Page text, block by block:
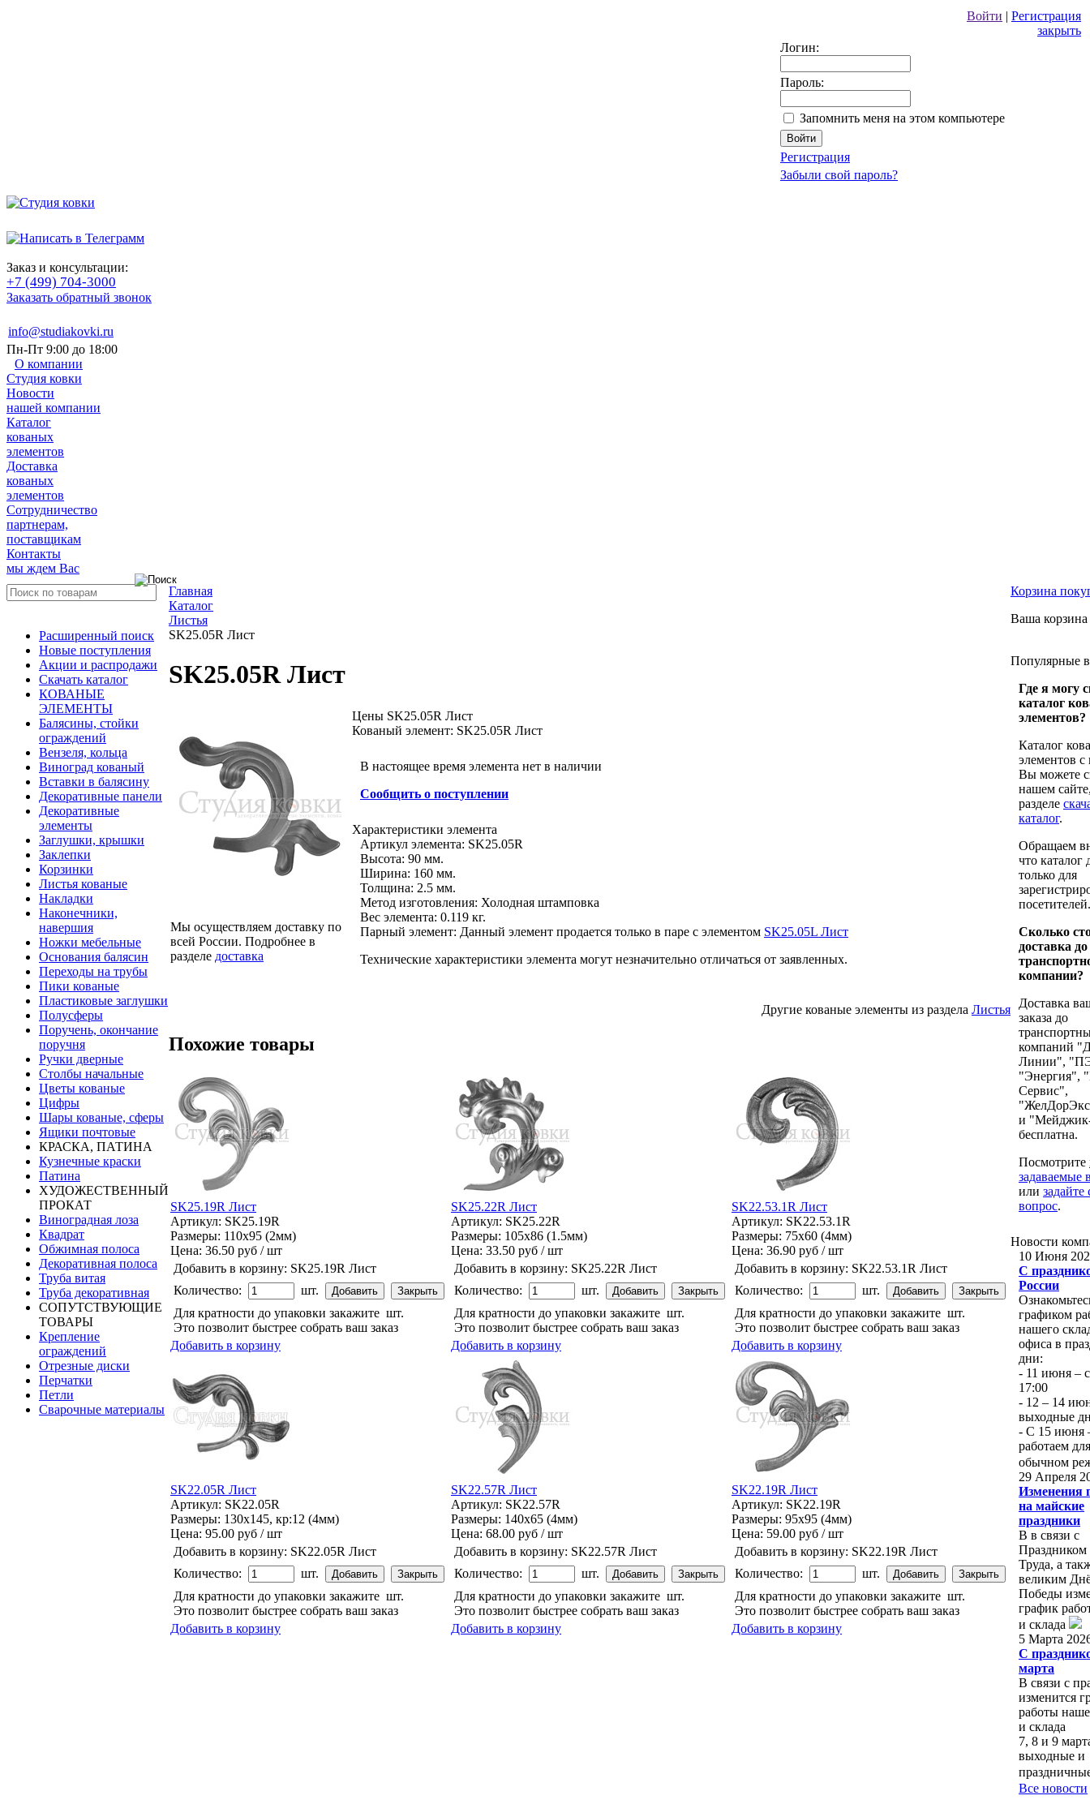
Войти | Регистрация
закрыть
Логин:
Пароль:
Запомнить меня на этом компьютере
Регистрация
Забыли свой пароль?
Заказ и консультации:
+7 (499) 704-3000
Заказать обратный звонок
info@studiakovki.ru
Пн-Пт 9:00 до 18:00
О компании
Студия ковки
Новости
нашей компании
Каталог
кованых
элементов
Доставка
кованых
элементов
Сотрудничество
партнерам,
поставщикам
Контакты
мы ждем Вас
Расширенный поиск
Новые поступления
Акции и распродажи
Скачать каталог
КОВАНЫЕ
ЭЛЕМЕНТЫ
Балясины, стойки
ограждений
Вензеля, кольца
Виноград кованый
Вставки в балясину
Декоративные панели
Декоративные
элементы
Заглушки, крышки
Заклепки
Корзинки
Листья кованые
Накладки
Наконечники,
навершия
Ножки мебельные
Основания балясин
Переходы на трубы
Пики кованые
Пластиковые заглушки
Полусферы
Поручень, окончание
поручня
Ручки дверные
Столбы начальные
Цветы кованые
Цифры
Шары кованые, сферы
Ящики почтовые
КРАСКА, ПАТИНА
Кузнечные краски
Патина
ХУДОЖЕСТВЕННЫЙ
ПРОКАТ
Виноградная лоза
Квадрат
Обжимная полоса
Декоративная полоса
Труба витая
Труба декоративная
СОПУТСТВУЮЩИЕ
ТОВАРЫ
Крепление
ограждений
Отрезные диски
Перчатки
Петли
Сварочные материалы
Главная
Каталог
Листья
SK25.05R Лист
SK25.05R Лист
Мы осуществляем доставку по
всей России. Подробнее в
разделе доставка
Цены SK25.05R Лист
Кованый элемент: SK25.05R Лист
В настоящее время элемента нет в наличии
Сообщить о поступлении
Характеристики элемента
Артикул элемента: SK25.05R
Высота: 90 мм.
Ширина: 160 мм.
Толщина: 2.5 мм.
Метод изготовления: Холодная штамповка
Вес элемента: 0.119 кг.
Парный элемент: Данный элемент продается только в паре с элементом SK25.05L Лист
Технические характеристики элемента могут незначительно отличаться от заявленных.
Другие кованые элементы из раздела Листья
Похожие товары
SK25.19R Лист
Артикул: SK25.19R
Размеры: 110x95 (2мм)
Цена: 36.50 руб / шт
Добавить в корзину: SK25.19R Лист
Количество:
шт.
Для кратности до упаковки закажите шт.
Это позволит быстрее собрать ваш заказ
Добавить в корзину
SK25.22R Лист
Артикул: SK25.22R
Размеры: 105x86 (1.5мм)
Цена: 33.50 руб / шт
Добавить в корзину: SK25.22R Лист
Количество:
шт.
Для кратности до упаковки закажите шт.
Это позволит быстрее собрать ваш заказ
Добавить в корзину
SK22.53.1R Лист
Артикул: SK22.53.1R
Размеры: 75x60 (4мм)
Цена: 36.90 руб / шт
Добавить в корзину: SK22.53.1R Лист
Количество:
шт.
Для кратности до упаковки закажите шт.
Это позволит быстрее собрать ваш заказ
Добавить в корзину
SK22.05R Лист
Артикул: SK22.05R
Размеры: 130x145, кр:12 (4мм)
Цена: 95.00 руб / шт
Добавить в корзину: SK22.05R Лист
Количество:
шт.
Для кратности до упаковки закажите шт.
Это позволит быстрее собрать ваш заказ
Добавить в корзину
SK22.57R Лист
Артикул: SK22.57R
Размеры: 140x65 (4мм)
Цена: 68.00 руб / шт
Добавить в корзину: SK22.57R Лист
Количество:
шт.
Для кратности до упаковки закажите шт.
Это позволит быстрее собрать ваш заказ
Добавить в корзину
SK22.19R Лист
Артикул: SK22.19R
Размеры: 95x95 (4мм)
Цена: 59.00 руб / шт
Добавить в корзину: SK22.19R Лист
Количество:
шт.
Для кратности до упаковки закажите шт.
Это позволит быстрее собрать ваш заказ
Добавить в корзину
Корзина
Ваша корзина
Популярные
Где я могу
каталог
элементов?
Каталог
элементов
Вы можете
нашем
разделе
каталог.
Обращаем
что каталог
только для
посетителей.
Сколько
доставка до
компании?
Доставка
заказа до
компаний
Линии",
"Энергия",
Сервис",
и
бесплатна.
Посмотрите
задаваемые
или задайте
вопрос.
Новости
10 Июня
С
России
графиком
нашего
офиса в
дни:
- 11 июня –
17:00
- 12 – 14
выходные
- С 15
работаем
обычном
29 Апреля
Изменения
на майские
праздники
В в связи с
Труда, а
великим
Победы
график
и склада
5 Марта
С
марта
В связи с
изменится
работы
и склада
7, 8 и 9
выходные и
Все новости